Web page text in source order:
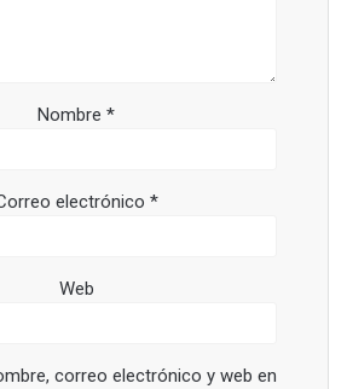
Nombre *
electrónico *
Web
correo electrónico y web en